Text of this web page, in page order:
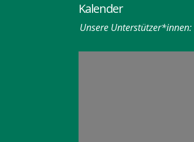
Kalender
Unsere Unterstützer*innen: